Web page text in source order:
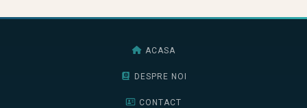
ACASA
DESPRE NOI
CONTACT